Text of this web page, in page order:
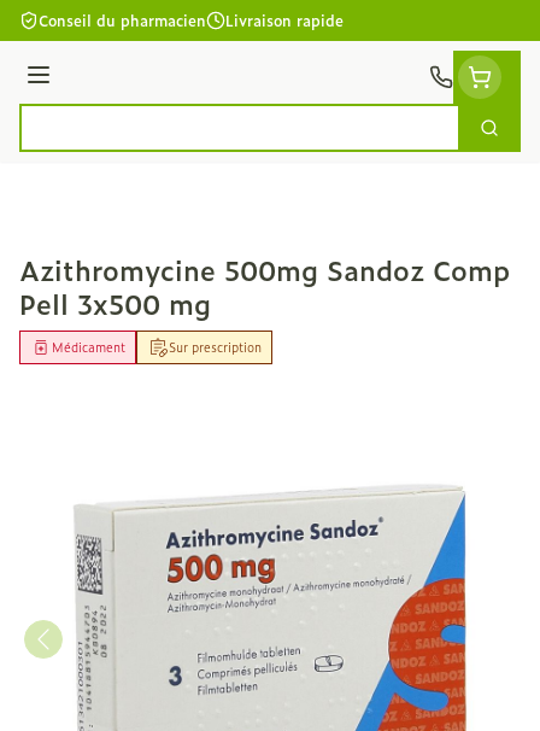
Aller au contenu
Conseil du pharmacien Livraison rapide
Menu
Azithromycine 500mg Sandoz Comp
Pell 3x500 mg
Sur prescription
Médicament